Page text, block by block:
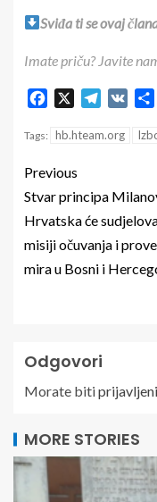
Sviđa ti se ovaj
Imate priču? Javite
Facebook Telegram
VK
Tags: hb.hteam.org
Previous
Stvar principa
Hrvatska će
misiji očuvanja i
mira u Bosni i
Odgovori
Morate bitiprijavljeni
MORE STORIES